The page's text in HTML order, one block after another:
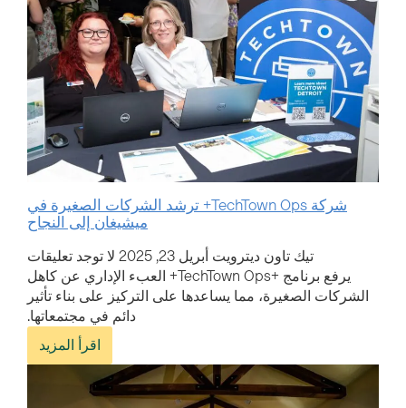
شركة TechTown Ops+ ترشد الشركات الصغيرة في
ميشيغان إلى النجاح
تيك تاون ديترويتأبريل 23, 2025
لا توجد تعليقات
يرفع برنامج +TechTown Ops+ العبء الإداري عن كاهل
الشركات الصغيرة، مما يساعدها على التركيز على بناء تأثير
دائم في مجتمعاتها.
اقرأ المزيد